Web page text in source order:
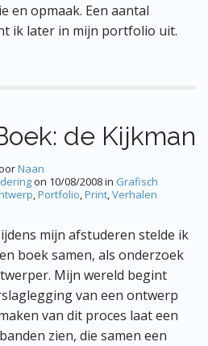
en opmaak. Een aantal
ik later in mijn portfolio uit.
de Kijkman
Naan
on 10/08/2008in Grafisch
,Portfolio,Print,Verhalen
mijn afstuderen stelde ik
boek samen, als onderzoek
Mijn wereld begint
van een ontwerp
van dit proces laat een
zien, die samen een